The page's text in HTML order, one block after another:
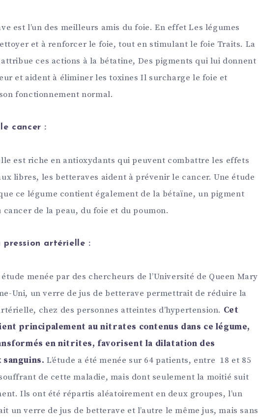
est l’un des meilleurs amis du foie. En effet Les légumes
et à renforcer le foie, tout en stimulant le foie Traits. La
ces actions à la bétatine, Des pigments qui lui donnent
et aident à éliminer les toxines Il surcharge le foie et
fonctionnement normal.
cancer :
est riche en antioxydants qui peuvent combattre les effets
libres, les betteraves aident à prévenir le cancer. Une étude
ce légume contient également de la bétaïne, un pigment
cancer de la peau, du foie et du poumon.
pression artérielle :
menée par des chercheurs de l’Université de Queen Mary
Uni, un verre de jus de betterave permettrait de réduire la
chez des personnes atteintes d’hypertension. Cet
principalement au nitrates contenus dans ce légume,
en nitrites, favorisent la dilatation des
sanguins.L’étude a été menée sur 64 patients, entre 18 et 85
de cette maladie, mais dont seulement la moitié suit
Ils ont été répartis aléatoirement en deux groupes, l’un
un verre de jus de betterave et l’autre le même jus, mais sans